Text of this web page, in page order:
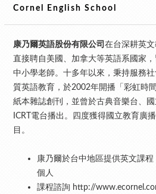
Cornel English School
康乃爾英語股份有限公司 在台深耕英
直接聘自美國、加拿大等英語系國家
中小學老師。十多年以來，秉持服務
質英語教育，於2002年開播「彩虹時
紙本雜誌創刊，並曾於古典音樂台、國
ICRT電台播出。四度獲得國立教育廣
目。
康乃爾於台中地區提供英文課
個人
課程諮詢 http://